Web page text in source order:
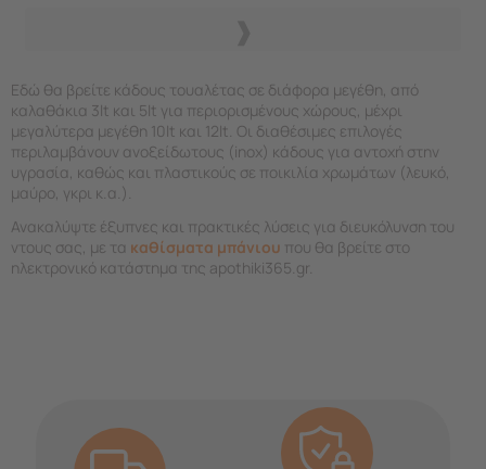
Εδώ θα βρείτε κάδους τουαλέτας σε διάφορα μεγέθη, από
καλαθάκια 3lt και 5lt για περιορισμένους χώρους, μέχρι
μεγαλύτερα μεγέθη 10lt και 12lt. Οι διαθέσιμες επιλογές
περιλαμβάνουν ανοξείδωτους (inox) κάδους για αντοχή στην
υγρασία, καθώς και πλαστικούς σε ποικιλία χρωμάτων (λευκό,
μαύρο, γκρι κ.α.).
Ανακαλύψτε έξυπνες και πρακτικές λύσεις για διευκόλυνση του
ντους σας, με τα καθίσματα μπάνιου που θα βρείτε στο
ηλεκτρονικό κατάστημα της apothiki365.gr.